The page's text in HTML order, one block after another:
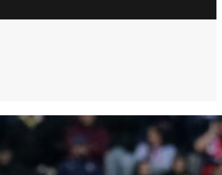
Pisacane: “Onorare Riva è la vittoria più